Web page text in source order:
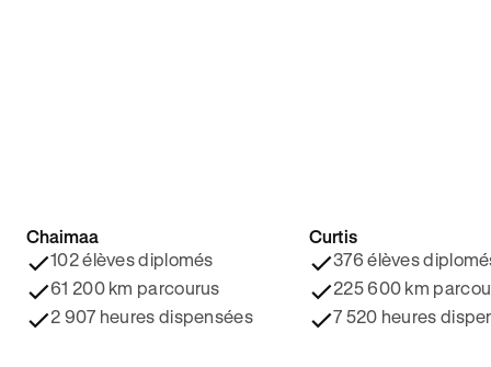
4.8/5 ⭐️
Chaimaa
102 élèves diplomés
61 200 km parcourus
2 907 heures dispensées
4.9/5 ⭐️
Curtis
376 élèves
225 600 km
7 520 heures